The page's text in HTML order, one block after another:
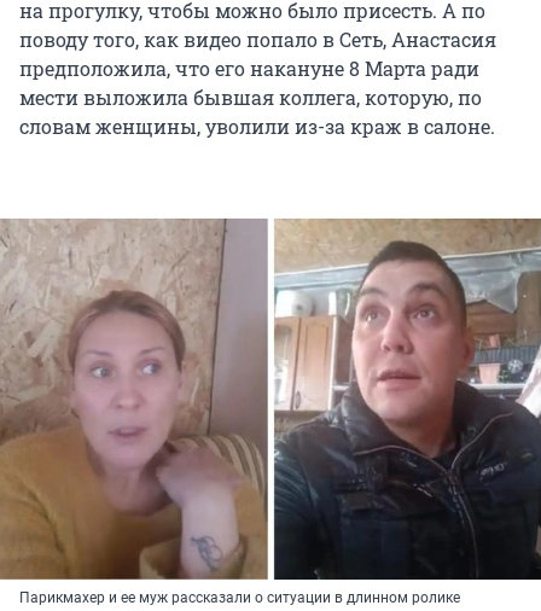
на прогулку, чтобы можно было присесть. А по
поводу того, как видео попало в Сеть, Анастасия
предположила, что его накануне 8 Марта ради
мести выложила бывшая коллега, которую, по
словам женщины, уволили из-за краж в салоне.
Парикмахер и ее муж рассказали о ситуации в длинном ролике